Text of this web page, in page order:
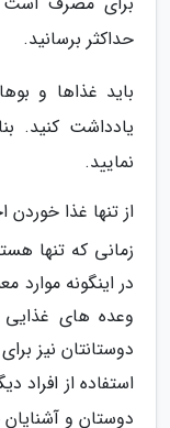
حداکثر برسانید.
باید غذاها و
یادداشت کنید.
نمایید.
از تنها غذا خوردن
زمانی که تنها
در اینگونه موارد
وعده های غذایی
دوستانتان نیز
استفاده از افراد
دوستان و آشنایان